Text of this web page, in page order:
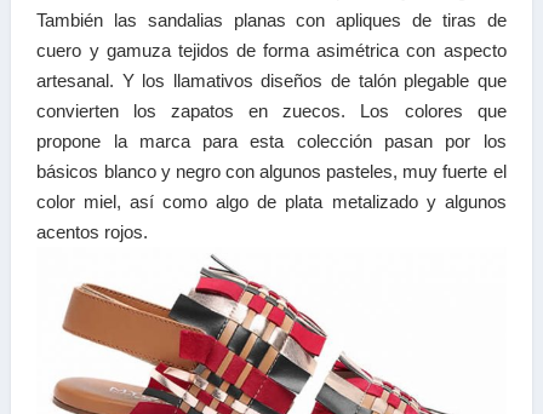
También las sandalias planas con apliques de tiras de
cuero y gamuza tejidos de forma asimétrica con aspecto
artesanal. Y los llamativosdiseños de talón plegable que
convierten los zapatos en zuecos. Los colores que
propone la marca para esta colección pasan por los
básicos blanco y negro con algunos pasteles, muy fuerte el
color miel, así como algo de plata metalizado y algunos
acentos rojos.